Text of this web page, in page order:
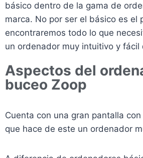
básico dentro de la gama de
marca. No por ser el básico es el
encontraremos todo lo que
un ordenador muy intuitivo y fácil
Aspectos del
buceo Zoop
Cuenta con una gran pantalla
que hace de este un ordenador